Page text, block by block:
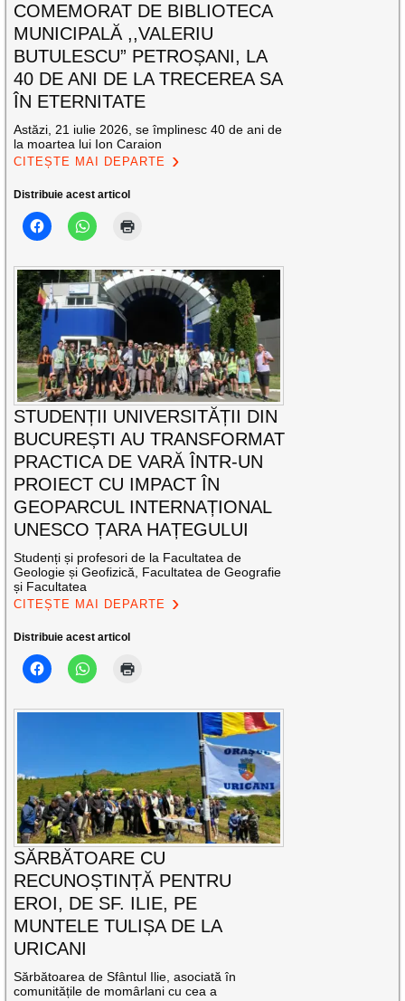
COMEMORAT DE BIBLIOTECA
MUNICIPALĂ ,,VALERIU
BUTULESCU” PETROȘANI, LA
40 DE ANI DE LA TRECEREA SA
ÎN ETERNITATE
Astăzi, 21 iulie 2026, se împlinesc 40 de ani de
la moartea lui Ion Caraion
CITEȘTE MAI DEPARTE
Distribuie acest articol
STUDENȚII UNIVERSITĂȚII DIN
BUCUREȘTI AU TRANSFORMAT
PRACTICA DE VARĂ ÎNTR-UN
PROIECT CU IMPACT ÎN
GEOPARCUL INTERNAȚIONAL
UNESCO ȚARA HAȚEGULUI
Studenți și profesori de la Facultatea de
Geologie și Geofizică, Facultatea de Geografie
și Facultatea
CITEȘTE MAI DEPARTE
Distribuie acest articol
SĂRBĂTOARE CU
RECUNOȘTINȚĂ PENTRU
EROI, DE SF. ILIE, PE
MUNTELE TULIȘA DE LA
URICANI
Sărbătoarea de Sfântul Ilie, asociată în
comunitățile de momârlani cu cea a